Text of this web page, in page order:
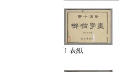
1 表紙